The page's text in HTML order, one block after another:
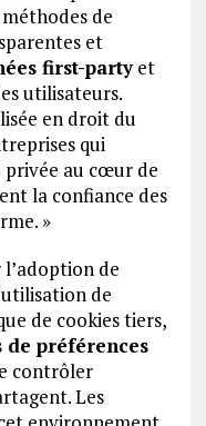
de
et
first-partyet
utilisateurs.
en droit du
qui
au cœur de
la confiance des
»
de
de
de cookies tiers,
de préférences
contrôler
Les